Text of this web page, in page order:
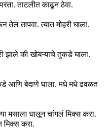
.ताटलीत काढून ठेवा.
तेल तापवा.त्यात मोहरी घाला.
झाले की खोबऱ्याचे तुकडे घाला.
आणि बेदाणे घाला.मधे मधे ढवळत
मसाला घालून चांगलं मिक्स करा.
मिक्स करा.